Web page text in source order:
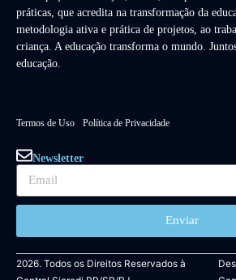
práticas, que acredita na transformação da
metodologia ativa e prática de projetos, ao
criança. A educação transforma o mundo.
educação.
Termos de Uso Política de Privacidade
Newsletter
Enviar
2026. Todos os Direitos Reservados à